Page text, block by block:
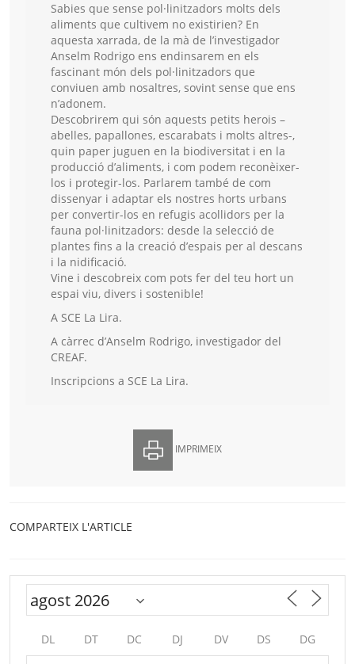
Sabies que sense pol·linitzadors molts dels
aliments que cultivem no existirien? En
aquesta xarrada, de la mà de l’investigador
Anselm Rodrigo ens endinsarem en els
fascinant món dels pol·linitzadors que
conviuen amb nosaltres, sovint sense que ens
n’adonem.
Descobrirem qui són aquests petits herois –
abelles, papallones, escarabats i molts altres-,
quin paper juguen en la biodiversitat i en la
producció d’aliments, i com podem reconèixer-
los i protegir-los. Parlarem també de com
dissenyar i adaptar els nostres horts urbans
per convertir-los en refugis acollidors per la
fauna pol·linitzadors: desde la selecció de
plantes fins a la creació d’espais per al descans
i la nidificació.
Vine i descobreix com pots fer del teu hort un
espai viu, divers i sostenible!
A SCE La Lira.
A càrrec d’Anselm Rodrigo, investigador del
CREAF.
Inscripcions a SCE La Lira.
IMPRIMEIX
COMPARTEIX L'ARTICLE
DL DT DC DJ DV DS DG